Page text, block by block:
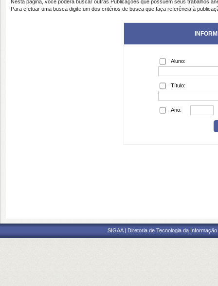
Nesta página, você poderá buscar outras Publicações que possuem seus trabalhos
Para efetuar uma busca digite um dos critérios de busca que faça referência à
Aluno:
Título:
Ano:
SIGAA | Diretoria de Tecnologia da